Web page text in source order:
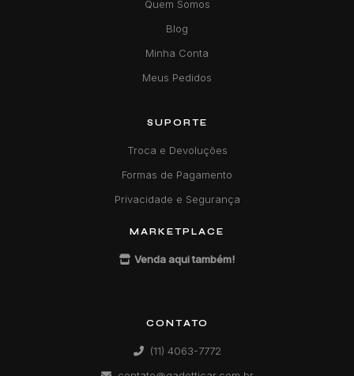
Quem Somos
Blog
Minha Conta
Meus Pedidos
SUPORTE
Troca e Devoluções
Formas de Pagamento
Privacidade e Segurança
MARKETPLACE
Venda aqui também!
CONTATO
(11) 4063-7772